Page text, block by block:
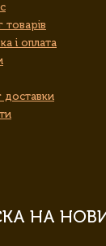
товарів
і оплата
доставки
НА